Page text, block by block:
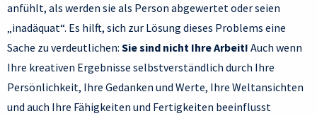
anfühlt, als werden sie als Person abgewertet oder seien
„inadäquat“. Es hilft, sich zur Lösung dieses Problems eine
Sache zu verdeutlichen: Sie sind nicht Ihre Arbeit! Auch wenn
Ihre kreativen Ergebnisse selbstverständlich durch Ihre
Persönlichkeit, Ihre Gedanken und Werte, Ihre Weltansichten
und auch Ihre Fähigkeiten und Fertigkeiten beeinflusst